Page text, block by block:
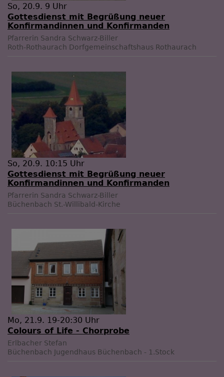
So, 20.9. 9 Uhr
Gottesdienst mit Begrüßung neuer
Konfirmandinnen und Konfirmanden
Pfarrerin Sandra Schwarz-Biller
Roth-Rothaurach Dorfgemeinschaftshaus Rothaurach
So, 20.9. 10:15 Uhr
Gottesdienst mit Begrüßung neuer
Konfirmandinnen und Konfirmanden
Pfarrerin Sandra Schwarz-Biller
Büchenbach St.-Willibald-Kirche
Mo, 21.9. 19-20:30 Uhr
Colours of Life - Chorprobe
Erlbacher Stefan
Büchenbach Jugendhaus Büchenbach - 1.Stock